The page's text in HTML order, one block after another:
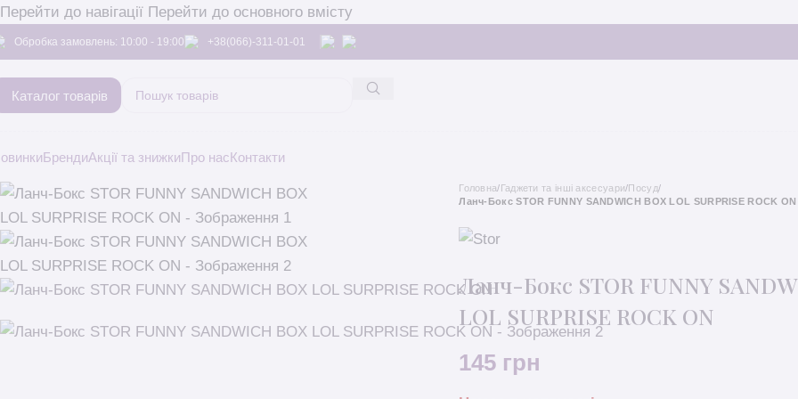
Перейти до навігації Перейти до основного вмісту
Обробка замовлень: 10:00 - 19:00 +38(066)-311-01-01
Каталог товарів
БрендиАкції та знижкиПро насКонтакти
Головна/Гаджети та інші аксесуари/Посуд/
Ланч-Бокс STOR FUNNY SANDWICH BOX LOL SURPRISE ROCK ON
Ланч-Бокс STOR FUNNY
LOL SURPRISE ROCK ON
145 грн